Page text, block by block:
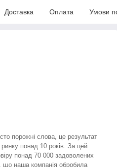
Доставка Оплата Умови
порожні слова, це результат
ринку понад 10 років. За цей
понад 70 000 задоволених
що наша компанія обробила